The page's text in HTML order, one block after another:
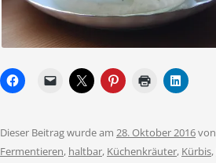
Dieser Beitrag wurde am 28. Oktober 2016von
Fermentieren, haltbar, Küchenkräuter, Kürbis,